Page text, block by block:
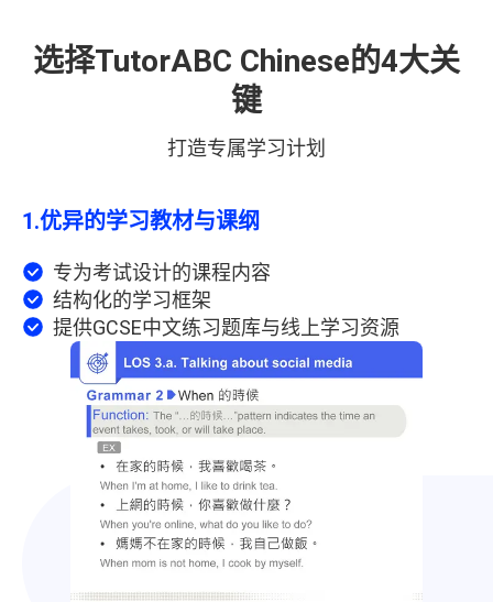
选择TutorABC Chinese的4大关
键
打造专属学习计划
1.优异的学习教材与课纲
专为考试设计的课程内容
结构化的学习框架
提供GCSE中文练习题库与线上学习资源